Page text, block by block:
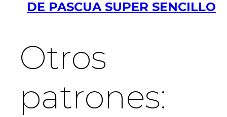
DE PASCUA SUPER SENCILLO
Otros
patrones: